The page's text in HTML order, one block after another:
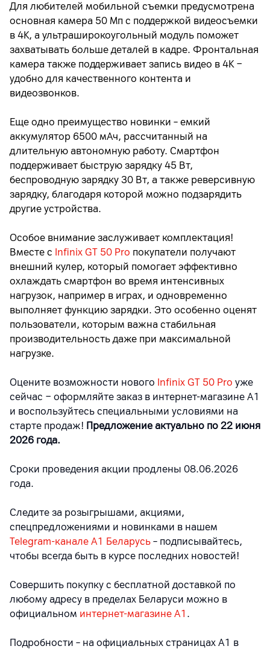
Для любителей мобильной съемки предусмотрена
основная камера 50 Мп с поддержкой видеосъемки
в 4K, а ультраширокоугольный модуль поможет
захватывать больше деталей в кадре. Фронтальная
камера также поддерживает запись видео в 4K −
удобно для качественного контента и
видеозвонков.
Еще одно преимущество новинки – емкий
аккумулятор 6500 мАч, рассчитанный на
длительную автономную работу. Смартфон
поддерживает быструю зарядку 45 Вт,
беспроводную зарядку 30 Вт, а также реверсивную
зарядку, благодаря которой можно подзарядить
другие устройства.
Особое внимание заслуживает комплектация!
Вместе с Infinix GT 50 Pro покупатели получают
внешний кулер, который помогает эффективно
охлаждать смартфон во время интенсивных
нагрузок, например в играх, и одновременно
выполняет функцию зарядки. Это особенно оценят
пользователи, которым важна стабильная
производительность даже при максимальной
нагрузке.
Оцените возможности нового Infinix GT 50 Pro уже
сейчас − оформляйте заказ в интернет-магазине А1
и воспользуйтесь специальными условиями на
старте продаж! Предложение актуально по 22 июня
2026 года.
Сроки проведения акции продлены 08.06.2026
года.
Следите за розыгрышами, акциями,
спецпредложениями и новинками в нашем
Telegram-канале A1 Беларусь – подписывайтесь,
чтобы всегда быть в курсе последних новостей!
Совершить покупку с бесплатной доставкой по
любому адресу в пределах Беларуси можно в
официальном интернет-магазине А1 .
Подробности – на официальных страницах A1 в